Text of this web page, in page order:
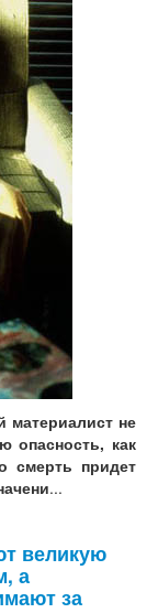
материалист не
опасность, как
смерть придет
...
великую
а
за